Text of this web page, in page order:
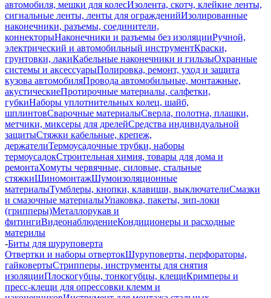
автомобиля, мешки для колесИзолента, скотч, клейкие ленты,
сигнальные ленты, ленты для огражденийИзолированные
наконечники, разъемы, соединители,
коннекторыНаконечники и разъемы без изоляцииРучной,
электрический и автомобильный инструментКраски,
грунтовки, лакиКабельные наконечники и гильзыОхранные
системы и аксессуарыПолировка, ремонт, уход и защита
кузова автомобиляПровода автомобильные, монтажные,
акустическиеПротирочные материалы, салфетки,
губкиНаборы уплотнительных колец, шайб,
шплинтовСварочные материалыСверла, полотна, плашки,
метчики, миксеры для дрелейСредства индивидуальной
защитыСтяжки кабельные, крепеж,
держателиТермоусадочные трубки, наборы
термоусадокСтроительная химия, товары для дома и
ремонтаХомуты червячные, силовые, стальные
стяжкиШиномонтажШумоизоляционные
материалыТумблеры, кнопки, клавиши, выключателиСмазки
и смазочные материалыУпаковка, пакеты, зип-локи
(грипперы)Металлорукав и
фитингиВидеонаблюдениеКондиционеры и расходные
материлы
-Биты для шуруповерта
Отвертки и наборы отвертокШуруповерты, перфораторы,
гайковертыСтрипперы, инструменты для снятия
изоляцииПлоскогубцы, тонкогубцы, клещиКримперы и
пресс-клещи для опрессовки клемм и